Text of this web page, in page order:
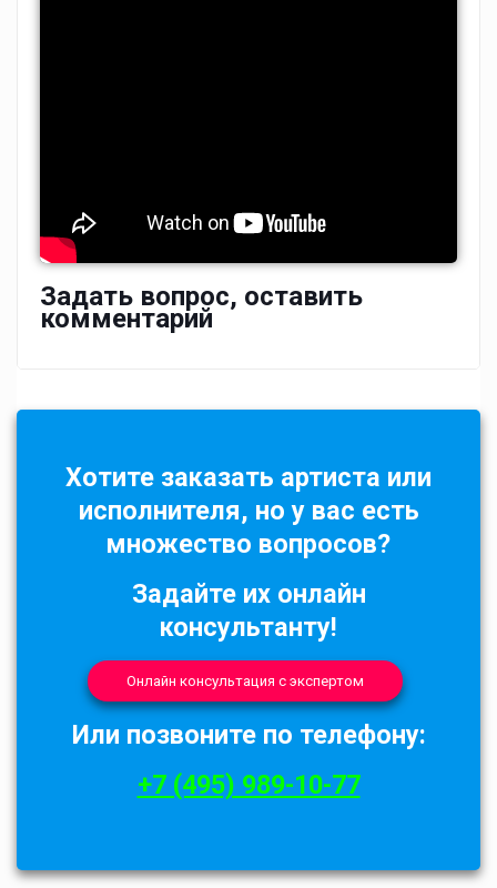
Задать вопрос, оставить
комментарий
Хотите заказать артиста или
исполнителя, но у вас есть
множество вопросов?
Задайте их онлайн
консультанту!
Онлайн консультация с экспертом
Или позвоните по телефону:
+7 (495) 989-10-77